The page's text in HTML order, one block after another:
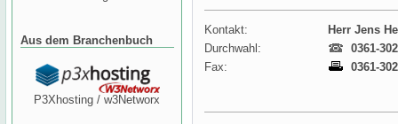
Aus dem Branchenbuch
P3Xhosting / w3Networx
Kontakt:
Herr Jens
Durchwahl:
0361-
Fax:
0361-